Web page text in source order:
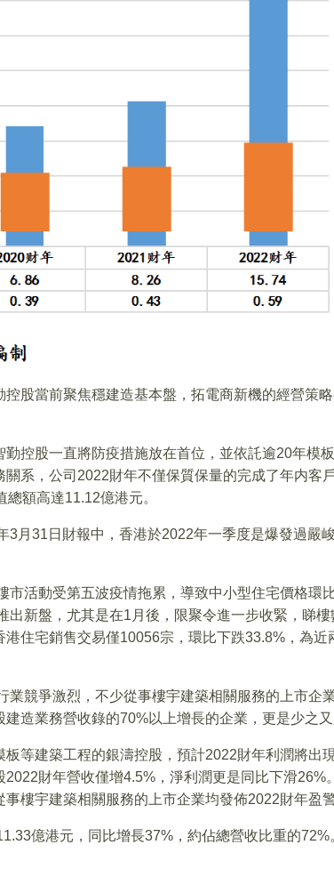
股當前聚焦穩建造基本盤，拓電商新機的經營策
控股一直將防疫措施放在首位，並依託逾20年模
系，公司2022財年不僅保質保量的完成了年内客
額高達11.12億港元。
3月31日財報中，香港於2022年一季度是爆發過嚴
活動受第五波疫情拖累，導致中小型住宅價格環
出新盤，尤其是在1月後，限聚令進一步收緊，睇樓
住宅銷售交易僅10056宗，環比下跌33.8%，為近
業競爭激烈，不少從事樓宇建築相關服務的上市企
造業務營收錄的70%以上增長的企業，更是少之又
等建築工程的銀濤控股，預計2022財年利潤將出
財年營收僅增4.5%，淨利潤更是同比下滑26%
樓宇建築相關服務的上市企業均發佈2022財年盈警
億港元，同比增長37%，約佔總營收比重的72%